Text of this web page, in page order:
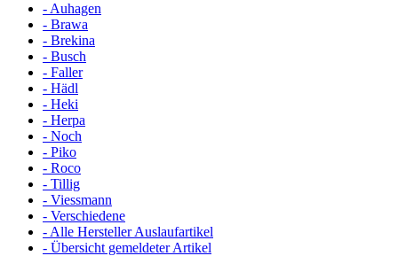
- Auhagen
- Brawa
- Brekina
- Busch
- Faller
- Hädl
- Heki
- Herpa
- Noch
- Piko
- Roco
- Tillig
- Viessmann
- Verschiedene
- Alle Hersteller Auslaufartikel
- Übersicht gemeldeter Artikel